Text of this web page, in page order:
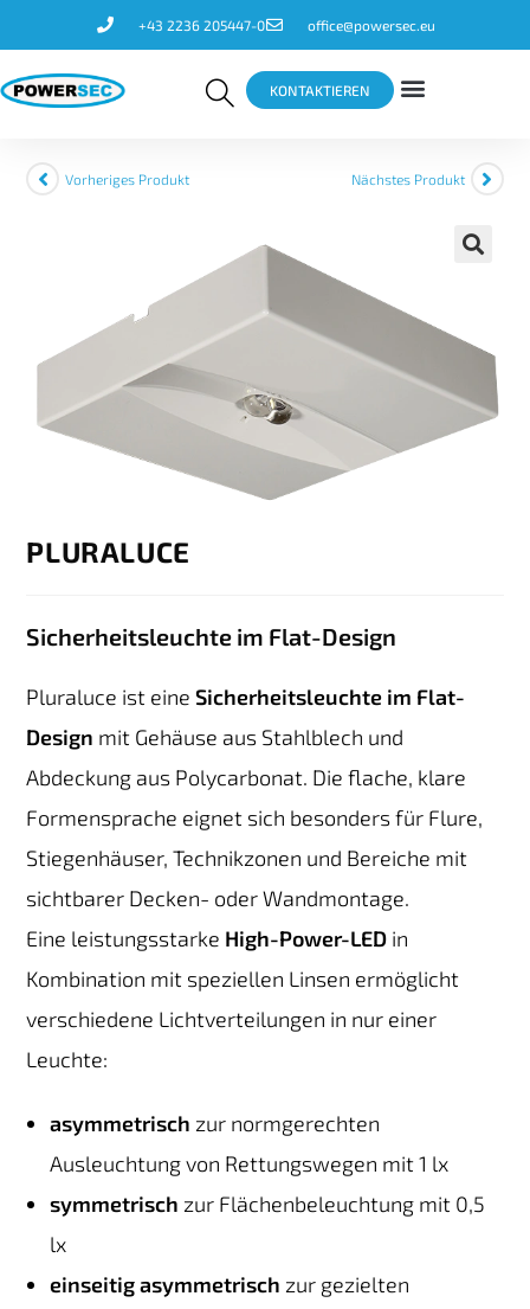
+43 2236 205447-0 office@powersec.eu
KONTAKTIEREN
Vorheriges Produkt Nächstes Produkt
PLURALUCE
Sicherheitsleuchte im Flat-Design
Pluraluce ist eineSicherheitsleuchte im Flat-
Design mit Gehäuse aus Stahlblech und
Abdeckung aus Polycarbonat. Die flache, klare
Formensprache eignet sich besonders für Flure,
Stiegenhäuser, Technikzonen und Bereiche mit
sichtbarer Decken- oder Wandmontage.
Eine leistungsstarke High-Power-LED in
Kombination mit speziellen Linsen ermöglicht
verschiedene Lichtverteilungen in nur einer
Leuchte:
asymmetrisch zur normgerechten
Ausleuchtung von Rettungswegen mit 1 lx
symmetrisch zur Flächenbeleuchtung mit 0,5
lx
einseitig asymmetrisch zur gezielten